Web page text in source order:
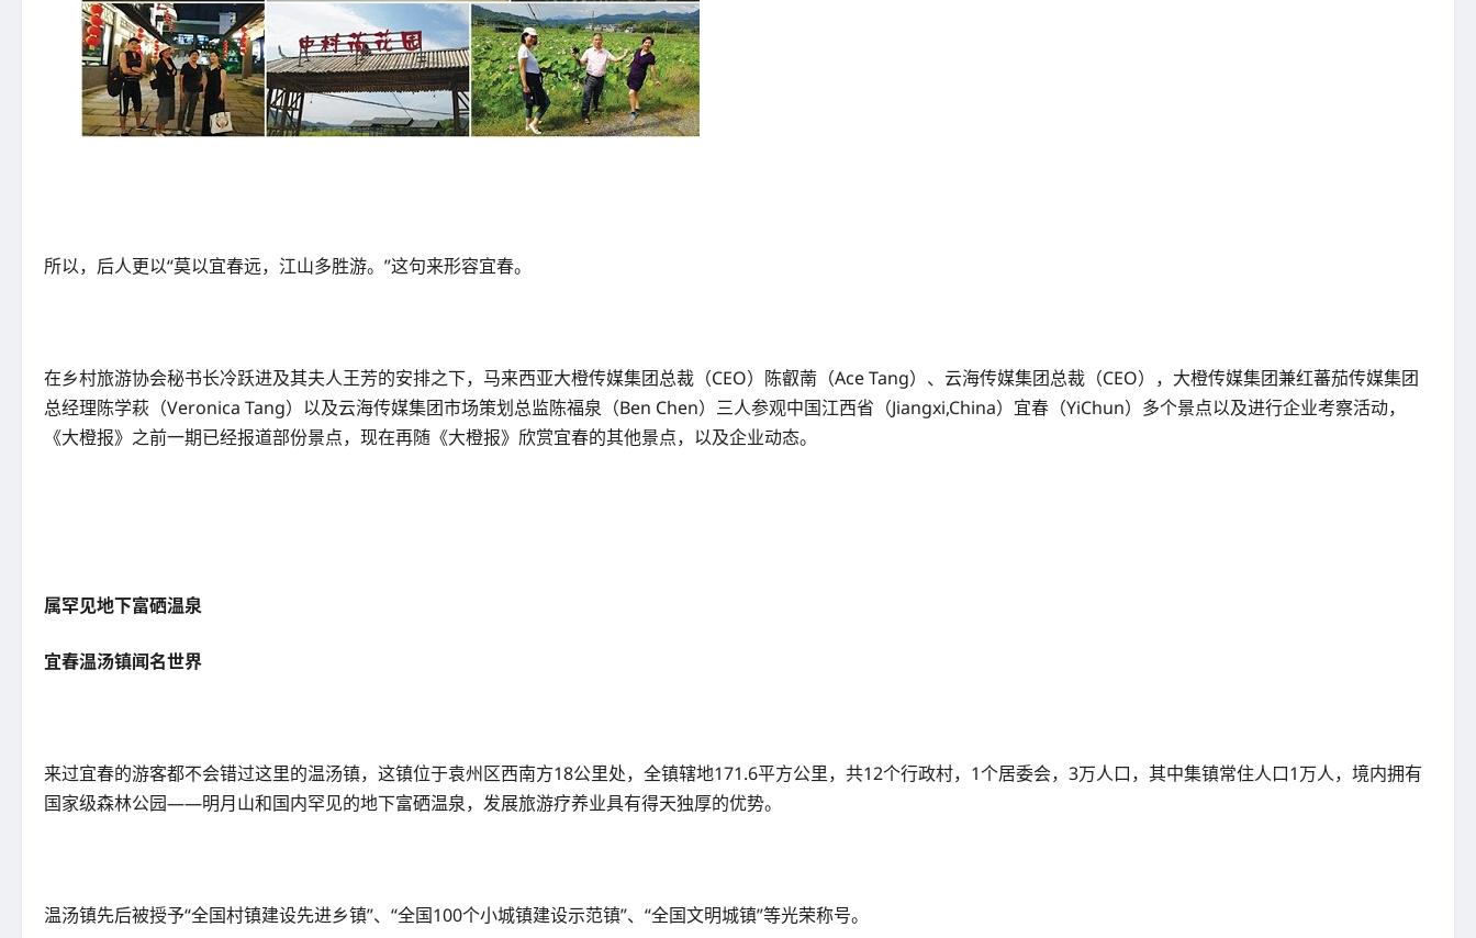
所以，后人更以“莫以宜春远，江山多胜游。”这句来形容宜春。
在乡村旅游协会秘书长冷跃进及其夫人王芳的安排之下，马来西亚大橙传媒集团总裁（CEO）陈叡萳（Ace Tang）、云海传媒集团总裁（CEO），大橙传媒集团兼红蕃茄传媒集团
总经理陈学萩（Veronica Tang）以及云海传媒集团市场策划总监陈福泉（Ben Chen）三人参观中国江西省（Jiangxi,China）宜春（YiChun）多个景点以及进行企业考察活动，
《大橙报》之前一期已经报道部份景点，现在再随《大橙报》欣赏宜春的其他景点，以及企业动态。
属罕见地下富硒温泉
宜春温汤镇闻名世界
来过宜春的游客都不会错过这里的温汤镇，这镇位于袁州区西南方18公里处，全镇辖地171.6平方公里，共12个行政村，1个居委会，3万人口，其中集镇常住人口1万人，境内拥有
国家级森林公园——明月山和国内罕见的地下富硒温泉，发展旅游疗养业具有得天独厚的优势。
温汤镇先后被授予“全国村镇建设先进乡镇”、“全国100个小城镇建设示范镇”、“全国文明城镇”等光荣称号。